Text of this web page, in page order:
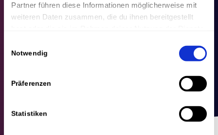
Partner führen diese Informationen möglicherweise mit
weiteren Daten zusammen, die du ihnen bereitgestellt
Notwendig
Präferenzen
Statistiken